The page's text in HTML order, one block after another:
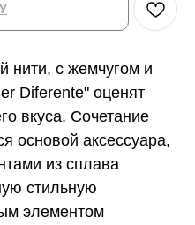
нити, с жемчугом и
Diferente" оценят
вкуса. Сочетание
основой аксессуара,
из сплава
стильную
элементом